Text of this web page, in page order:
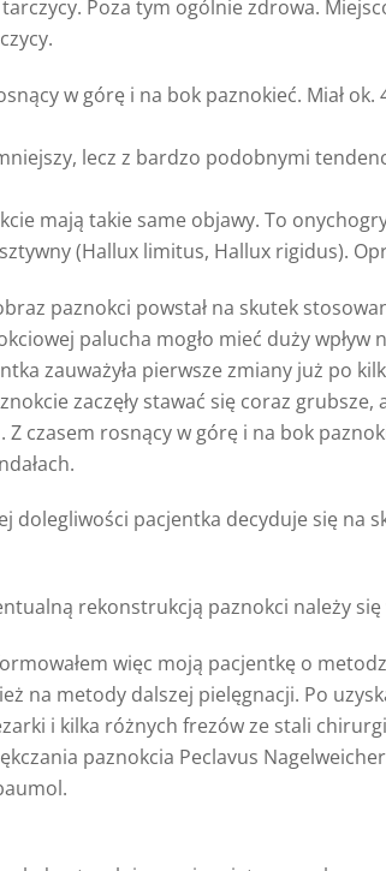
Poza tym ogólnie zdrowa.
w górę i na bok paznokieć. Miał
lecz z bardzo podobnymi
mają takie same objawy. To
(Hallux limitus, Hallux rigidus).
paznokci powstał na skutek
palucha mogło mieć duży
zauważyła pierwsze zmiany już po
zaczęły stawać się coraz
czasem rosnący w górę i na bok
pacjentka decyduje się na
rekonstrukcją paznokci należy
więc moją pacjentkę o
na metody dalszej pielęgnacji. Po
i kilka różnych frezów ze stali
paznokcia Peclavus